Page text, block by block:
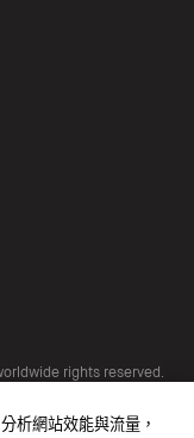
rights reserved.
析網站效能與流量，